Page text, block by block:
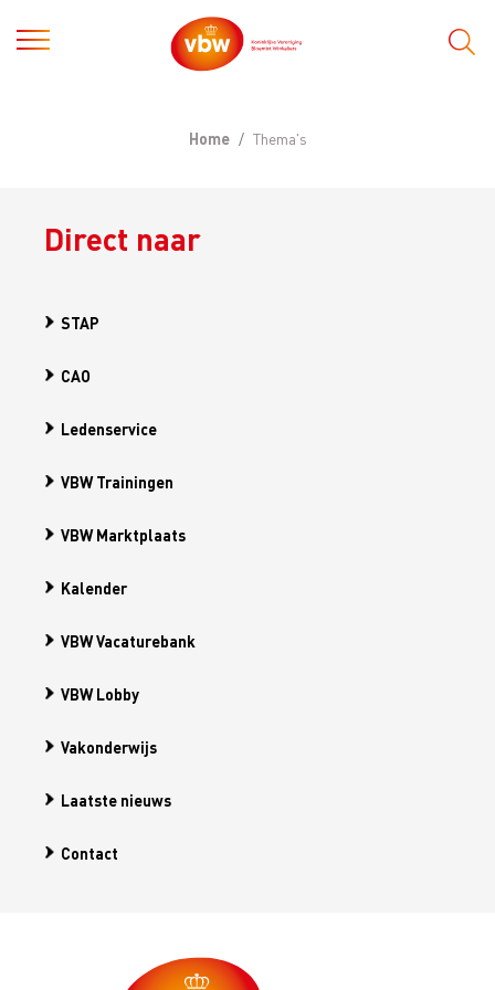
Home Thema's
Direct naar
STAP
CAO
Ledenservice
VBW Trainingen
VBW Marktplaats
Kalender
VBW Vacaturebank
VBW Lobby
Vakonderwijs
Laatste nieuws
Contact